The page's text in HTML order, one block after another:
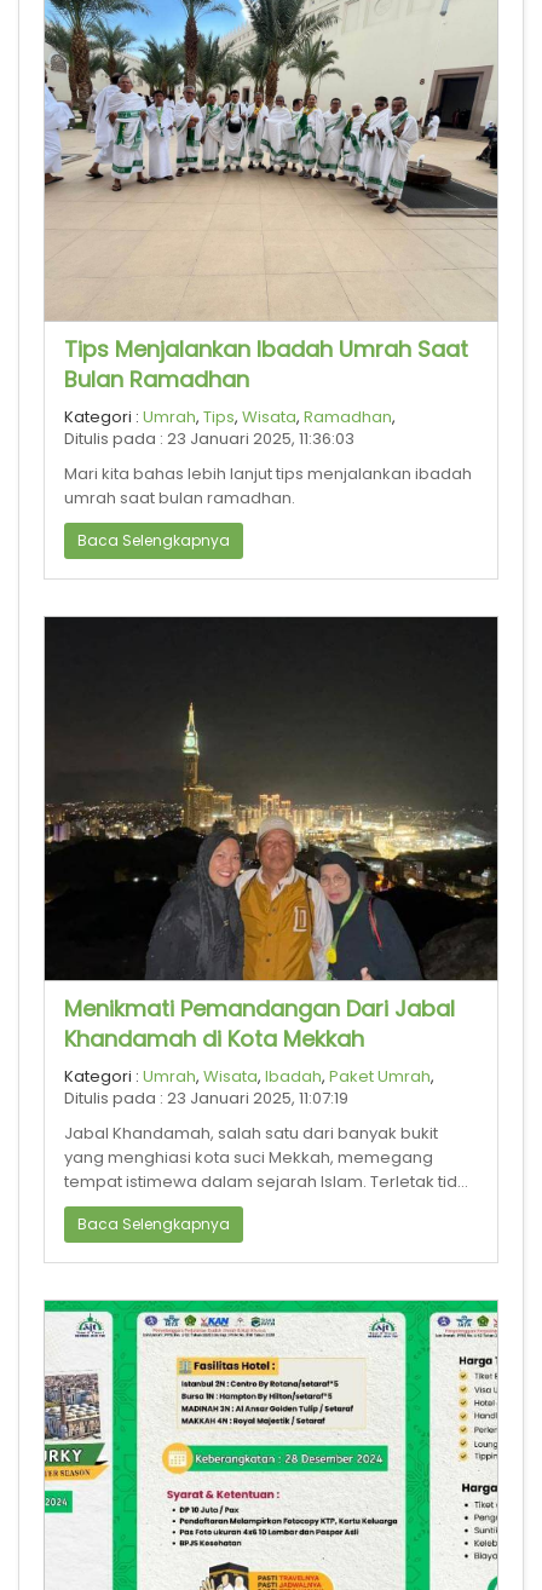
Tips Menjalankan Ibadah Umrah Saat
Bulan Ramadhan
Kategori : Umrah, Tips, Wisata, Ramadhan,
Ditulis pada : 23 Januari 2025, 11:36:03
Mari kita bahas lebih lanjut tips menjalankan ibadah
umrah saat bulan ramadhan.
Baca Selengkapnya
Menikmati Pemandangan Dari Jabal
Khandamah di Kota Mekkah
Kategori : Umrah, Wisata, Ibadah, Paket Umrah,
Ditulis pada : 23 Januari 2025, 11:07:19
Jabal Khandamah, salah satu dari banyak bukit
yang menghiasi kota suci Mekkah, memegang
tempat istimewa dalam sejarah Islam. Terletak tidak
jauh dari Masjidil Haram, bukit ini
Baca Selengkapnya